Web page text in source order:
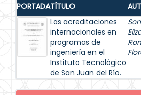
PORTADATÍTULO
Las acreditaciones
internacionales en
programas de
ingeniería en el
Instituto Tecnológico
de San Juan del Río.